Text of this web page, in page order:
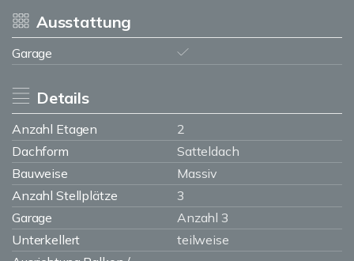
Ausstattung
Garage
Details
Anzahl Etagen
2
Dachform
Satteldach
Bauweise
Massiv
Anzahl Stellplätze
3
Garage
Anzahl 3
Unterkellert
teilweise